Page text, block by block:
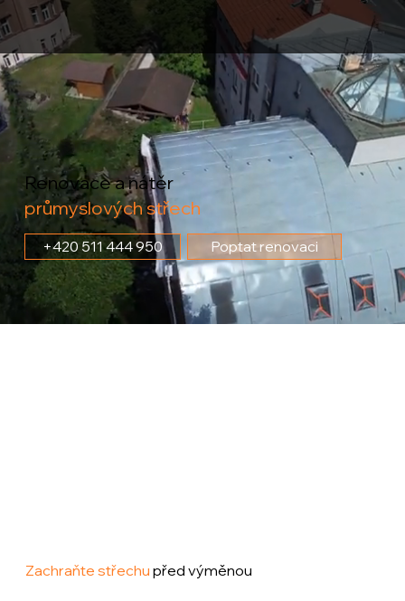
Renovace a nátěr
průmyslových střech
+420 511 444 950 Poptat renovaci
Zachraňte střechu před výměnou